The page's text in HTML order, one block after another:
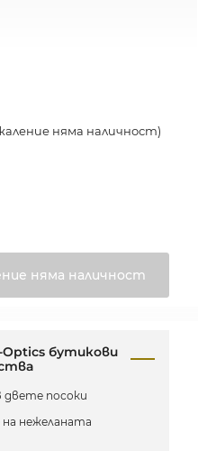
няма наличност)
няма наличност
бутикови
посоки
нежеланата